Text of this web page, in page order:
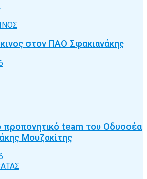
στον ΠΑΟ Σφακιανάκης
προπονητικό team του Οδυσσέα
Μουζακίτης